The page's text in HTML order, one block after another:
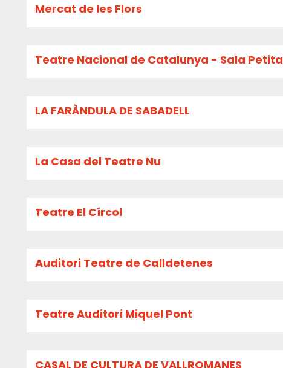
Mercat de les Flors
Teatre Nacional de Catalunya - Sala Petita
LA FARÀNDULA DE SABADELL
La Casa del Teatre Nu
Teatre El Círcol
Auditori Teatre de Calldetenes
Teatre Auditori Miquel Pont
CASAL DE CULTURA DE VALLROMANES